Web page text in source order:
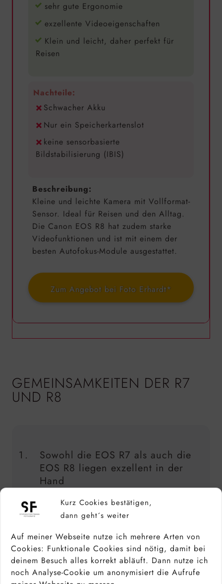
Kurz Cookies bestätigen,
dann geht´s weiter
Auf meiner Webseite nutze ich mehrere Arten von
Cookies: Funktionale Cookies sind nötig, damit bei
deinem Besuch alles korrekt abläuft. Dann nutze ich
noch Analyse-Cookie um anonymisiert die Aufrufe
sehr gute Ergonomie
exzellente Videoeigenschaften
Klein und leicht, daher perfekt für
Reisen
Nachteile:
Schwacher Akku
Nur ein Speicherkartenslot
keine sensorbasierte
Bildstabilisierung (IBIS)
Beschreibung:
Kleine und leichte Kamera mit Vollformat-
Sensor. Ideal für Reisen und den Alltag.
Die Canon EOS R8 hat zudem starke
Videofunktionen und ist mit einem der
besten Autofokus-Module ausgestattet.
Zum Angebot bei Foto Erhardt*
GEMEINSAMKEITEN DER R7
UND R8
Sowohl die EOS R7 als auch die
EOS R8 liegen exzellent in der
Hand
Beide Kameras haben einen
flimmerfreien, klaren
R7 & R8 haben ein dreh- und
schwenkbares Klappdisplay.